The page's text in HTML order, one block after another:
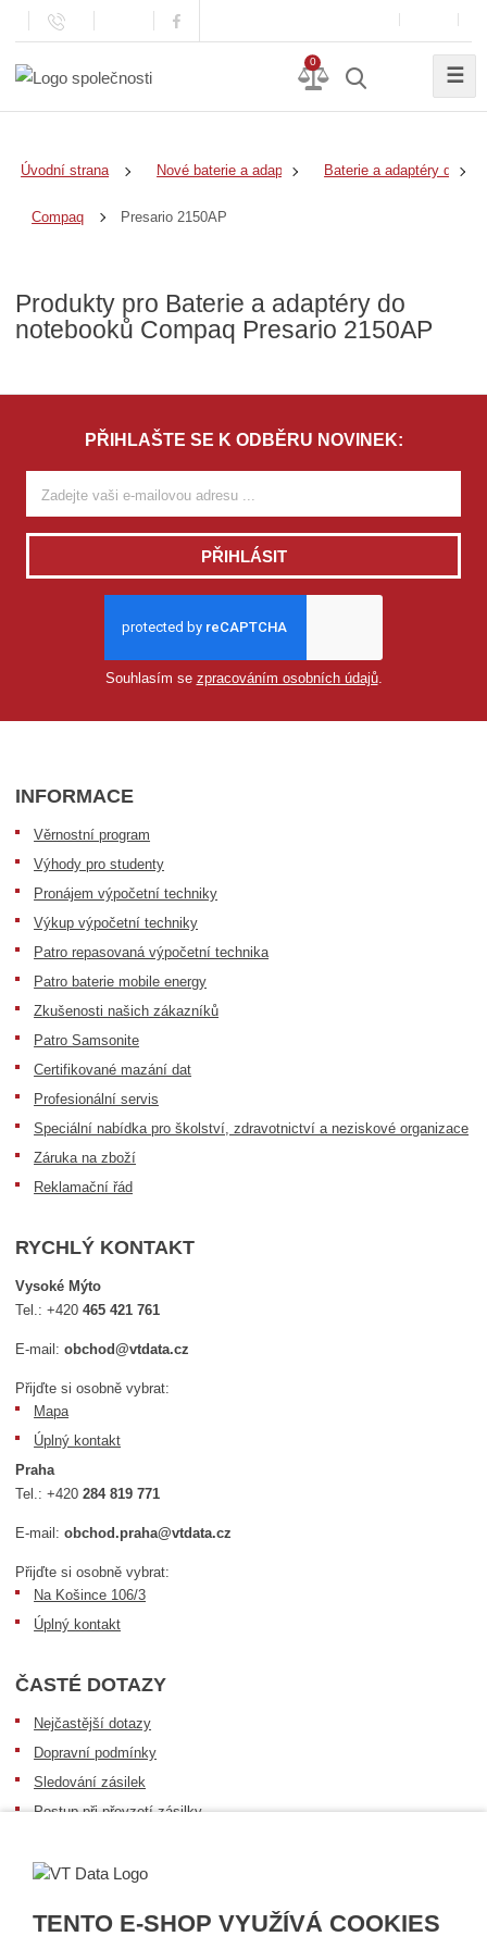
TENTO E-SHOP VYUŽÍVÁ COOKIES
0
☰
Úvodní strana Nové baterie a adaptéry Baterie a adaptéry do
Compaq Presario 2150AP
Produkty pro Baterie a adaptéry do
notebooků Compaq Presario 2150AP
PŘIHLAŠTE SE K ODBĚRU NOVINEK:
PŘIHLÁSIT
Souhlasím se zpracováním osobních údajů.
INFORMACE
Věrnostní program
Výhody pro studenty
Pronájem výpočetní techniky
Výkup výpočetní techniky
Patro repasovaná výpočetní technika
Patro baterie mobile energy
Zkušenosti našich zákazníků
Patro Samsonite
Certifikované mazání dat
Profesionální servis
Speciální nabídka pro školství, zdravotnictví a neziskové organizace
Záruka na zboží
Reklamační řád
RYCHLÝ KONTAKT
Vysoké Mýto
Tel.:+420465 421 761
E-mail:obchod@vtdata.cz
Přijďte si osobně vybrat:
Mapa
Úplný kontakt
Praha
Tel.:+420284 819 771
E-mail:obchod.praha@vtdata.cz
Přijďte si osobně vybrat:
Na Košince 106/3
Úplný kontakt
ČASTÉ DOTAZY
Nejčastější dotazy
Dopravní podmínky
Sledování zásilek
Postup při převzetí zásilky
Obecné informace